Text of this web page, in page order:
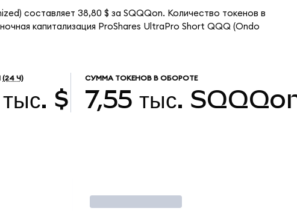
составляет 38,80 $ за SQQQon. Количество токенов в
капитализация ProShares UltraPro Short QQQ (Ondo
(24 Ч)
$
СУММА ТОКЕНОВ В ОБОРОТЕ
7,55 тыс.
Торговать